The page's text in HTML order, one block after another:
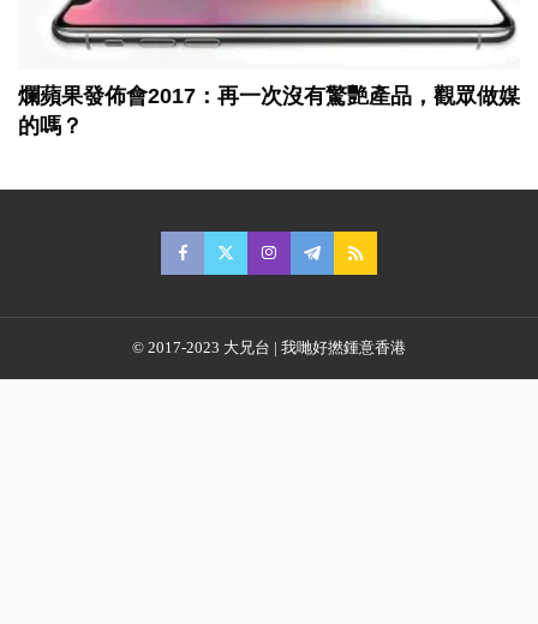
爛蘋果發佈會2017：再一次沒有驚艷產品，觀眾做媒
的嗎？
© 2017-2023 大兄台 | 我哋好撚鍾意香港